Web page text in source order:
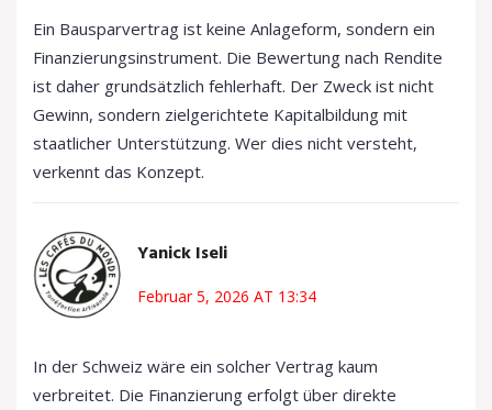
Ein Bausparvertrag ist keine Anlageform, sondern ein
Finanzierungsinstrument. Die Bewertung nach Rendite
ist daher grundsätzlich fehlerhaft. Der Zweck ist nicht
Gewinn, sondern zielgerichtete Kapitalbildung mit
staatlicher Unterstützung. Wer dies nicht versteht,
verkennt das Konzept.
Yanick Iseli
Februar 5, 2026 AT 13:34
In der Schweiz wäre ein solcher Vertrag kaum
verbreitet. Die Finanzierung erfolgt über direkte